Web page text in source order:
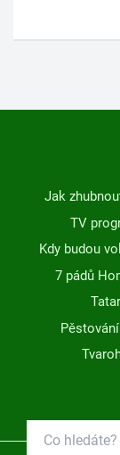
Jak
TV
Kdy budou
7 pádů